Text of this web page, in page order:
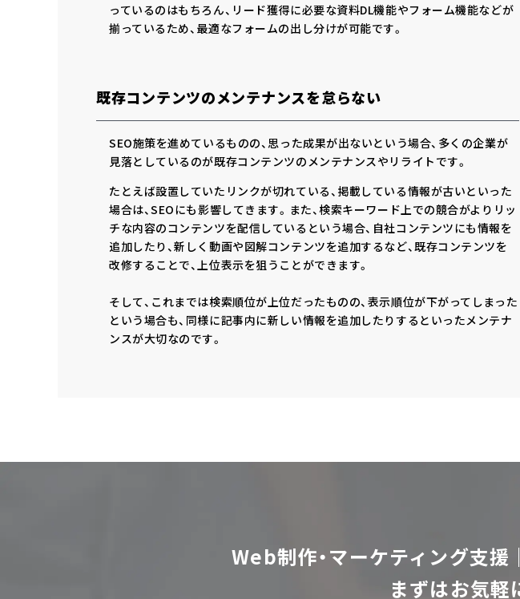
っているのはもちろん、リード獲得に必要な資料DL機能やフォーム機能などが
揃っているため、最適なフォームの出し分けが可能です。
既存コンテンツのメンテナンスを怠らない
SEO施策を進めているものの、思った成果が出ないという場合、多くの企業が
見落としているのが既存コンテンツのメンテナンスやリライトです。
たとえば設置していたリンクが切れている、掲載している情報が古いといった
場合は、SEOにも影響してきます。また、検索キーワード上での競合がよりリッ
チな内容のコンテンツを配信しているという場合、自社コンテンツにも情報を
追加したり、新しく動画や図解コンテンツを追加するなど、既存コンテンツを
改修することで、上位表示を狙うことができます。
そして、これまでは検索順位が上位だったものの、表示順位が下がってしまった
という場合も、同様に記事内に新しい情報を追加したりするといったメンテナ
ンスが大切なのです。
Web制作・マーケティング支援
まずはお気軽